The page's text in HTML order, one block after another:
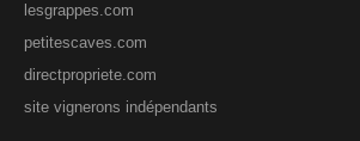
lesgrappes.com
petitescaves.com
directpropriete.com
site vignerons indépendants